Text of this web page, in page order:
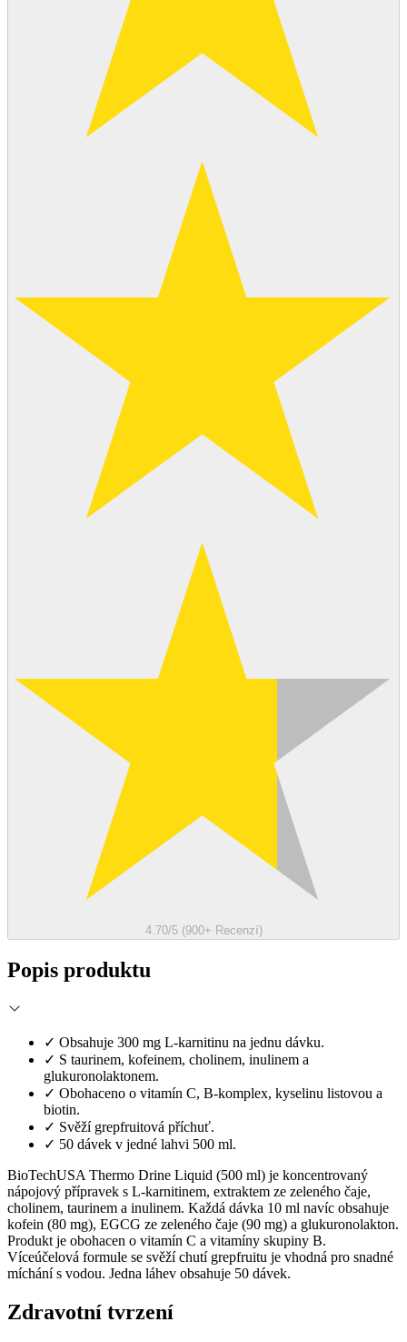
4.70/5 (900+ Recenzí)
Popis produktu
✓ Obsahuje 300 mg L-karnitinu na jednu dávku.
✓ S taurinem, kofeinem, cholinem, inulinem a
glukuronolaktonem.
✓ Obohaceno o vitamín C, B-komplex, kyselinu listovou a
biotin.
✓ Svěží grepfruitová příchuť.
✓ 50 dávek v jedné lahvi 500 ml.
BioTechUSA Thermo Drine Liquid (500 ml) je koncentrovaný
nápojový přípravek s L-karnitinem, extraktem ze zeleného čaje,
cholinem, taurinem a inulinem. Každá dávka 10 ml navíc obsahuje
kofein (80 mg), EGCG ze zeleného čaje (90 mg) a glukuronolakton.
Produkt je obohacen o vitamín C a vitamíny skupiny B.
Víceúčelová formule se svěží chutí grepfruitu je vhodná pro snadné
míchání s vodou. Jedna láhev obsahuje 50 dávek.
Zdravotní tvrzení